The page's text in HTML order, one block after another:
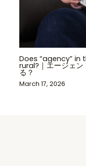
Does “agency” in
rural?｜エージェン
る？
March 17, 2026